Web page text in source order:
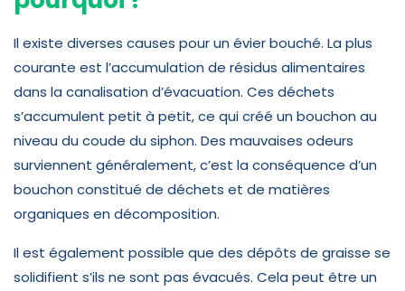
Il existe diverses causes pour un évier bouché. La plus
courante est l’accumulation de résidus alimentaires
dans la canalisation d’évacuation. Ces déchets
s’accumulent petit à petit, ce qui créé un bouchon au
niveau du coude du siphon. Des mauvaises odeurs
surviennent généralement, c’est la conséquence d’un
bouchon constitué de déchets et de matières
organiques en décomposition.
Il est également possible que des dépôts de graisse se
solidifient s’ils ne sont pas évacués. Cela peut être un